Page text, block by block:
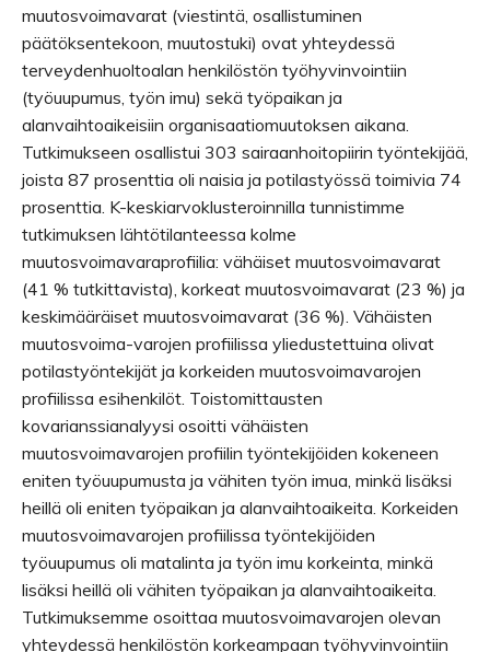
muutosvoimavarat (viestintä, osallistuminen
päätöksentekoon, muutostuki) ovat yhteydessä
terveydenhuoltoalan henkilöstön työhyvinvointiin
(työuupumus, työn imu) sekä työpaikan ja
alanvaihtoaikeisiin organisaatiomuutoksen aikana.
Tutkimukseen osallistui 303 sairaanhoitopiirin työntekijää,
joista 87 prosenttia oli naisia ja potilastyössä toimivia 74
prosenttia. K-keskiarvoklusteroinnilla tunnistimme
tutkimuksen lähtötilanteessa kolme
muutosvoimavaraprofiilia: vähäiset muutosvoimavarat
(41 % tutkittavista), korkeat muutosvoimavarat (23 %) ja
keskimääräiset muutosvoimavarat (36 %). Vähäisten
muutosvoima-varojen profiilissa yliedustettuina olivat
potilastyöntekijät ja korkeiden muutosvoimavarojen
profiilissa esihenkilöt. Toistomittausten
kovarianssianalyysi osoitti vähäisten
muutosvoimavarojen profiilin työntekijöiden kokeneen
eniten työuupumusta ja vähiten työn imua, minkä lisäksi
heillä oli eniten työpaikan ja alanvaihtoaikeita. Korkeiden
muutosvoimavarojen profiilissa työntekijöiden
työuupumus oli matalinta ja työn imu korkeinta, minkä
lisäksi heillä oli vähiten työpaikan ja alanvaihtoaikeita.
Tutkimuksemme osoittaa muutosvoimavarojen olevan
yhteydessä henkilöstön korkeampaan työhyvinvointiin